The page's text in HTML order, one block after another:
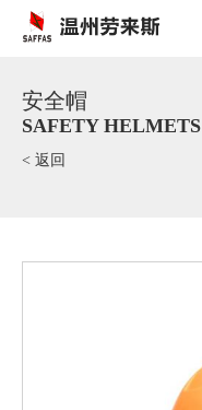
安全帽
SAFETY HELMETS
< 返回